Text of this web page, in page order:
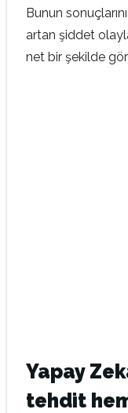
Bunun
artan şiddet
net bir şekilde
Yapay
tehdit